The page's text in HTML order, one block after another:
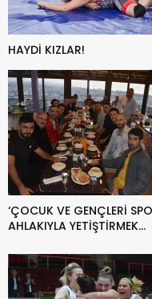
HAYDİ KIZLAR!
‘ÇOCUK VE GENÇLERİ
AHLAKIYLA YETİŞTİRMEK